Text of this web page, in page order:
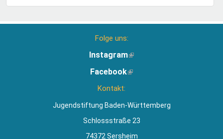
Folge uns:
Instagram(Link
extern)
Facebook(Link
Kontakt:
Jugendstiftung Baden-Württemberg
Schlossstraße 23
74372 Sersheim